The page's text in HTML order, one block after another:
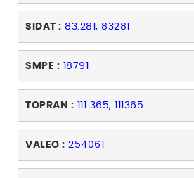
SIDAT : 83.281, 83281
SMPE : 18791
TOPRAN : 111 365, 111365
VALEO : 254061